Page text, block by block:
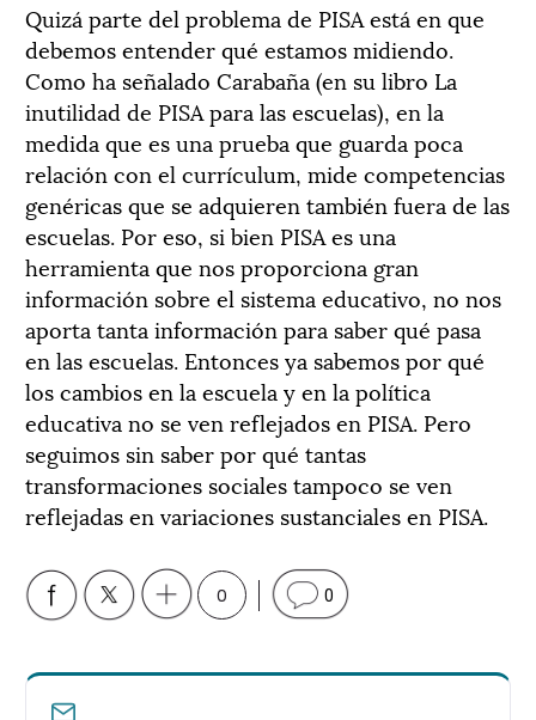
Quizá parte del problema de PISA está en que
debemos entender qué estamos midiendo.
Como ha señalado Carabaña (en su libro La
inutilidad de PISA para las escuelas), en la
medida que es una prueba que guarda poca
relación con el currículum, mide competencias
genéricas que se adquieren también fuera de las
escuelas. Por eso, si bien PISA es una
herramienta que nos proporciona gran
información sobre el sistema educativo, no nos
aporta tanta información para saber qué pasa
en las escuelas. Entonces ya sabemos por qué
los cambios en la escuela y en la política
educativa no se ven reflejados en PISA. Pero
seguimos sin saber por qué tantas
transformaciones sociales tampoco se ven
reflejadas en variaciones sustanciales en PISA.
0 0